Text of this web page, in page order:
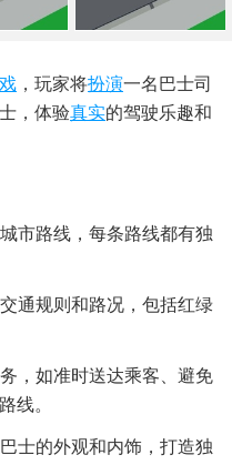
，玩家将扮演一名巴士司
，体验真实的驾驶乐趣和
市路线，每条路线都有独
通规则和路况，包括红绿
，如准时送达乘客、避免
线。
士的外观和内饰，打造独